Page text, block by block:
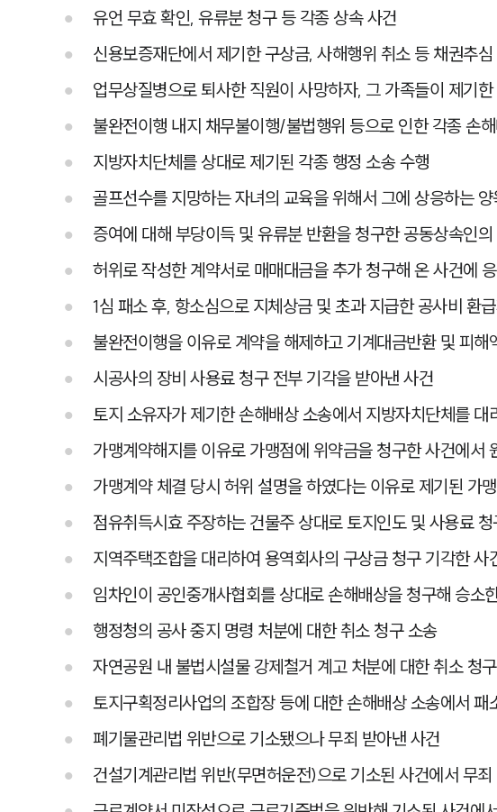
유언 무효 확인, 유류분 청구 등 각종 상속 사건
신용보증재단에서 제기한 구상금, 사해행위 취소 등 채권추
업무상질병으로 퇴사한 직원이 사망하자, 그 가족들이 제기
불완전이행 내지 채무불이행/불법행위 등으로 인한 각종 손
지방자치단체를 상대로 제기된 각종 행정 소송 수행
골프선수를 지망하는 자녀의 교육을 위해서 그에 상응하는
증여에 대해 부당이득 및 유류분 반환을 청구한 공동상속인
허위로 작성한 계약서로 매매대금을 추가 청구해 온 사건에
1심 패소 후, 항소심으로 지체상금 및 초과 지급한 공사비 환
불완전이행을 이유로 계약을 해제하고 기계대금반환 및 피해
시공사의 장비 사용료 청구 전부 기각을 받아낸 사건
토지 소유자가 제기한 손해배상 소송에서 지방자치단체를
가맹계약해지를 이유로 가맹점에 위약금을 청구한 사건에서
가맹계약 체결 당시 허위 설명을 하였다는 이유로 제기된 가
점유취득시효 주장하는 건물주 상대로 토지인도 및 사용료
지역주택조합을 대리하여 용역회사의 구상금 청구 기각한 사
임차인이 공인중개사협회를 상대로 손해배상을 청구해 승소
행정청의 공사 중지 명령 처분에 대한 취소 청구 소송
자연공원 내 불법시설물 강제철거 계고 처분에 대한 취소 청
토지구획정리사업의 조합장 등에 대한 손해배상 소송에서
폐기물관리법 위반으로 기소됐으나 무죄 받아낸 사건
건설기계관리법 위반(무면허운전)으로 기소된 사건에서 무